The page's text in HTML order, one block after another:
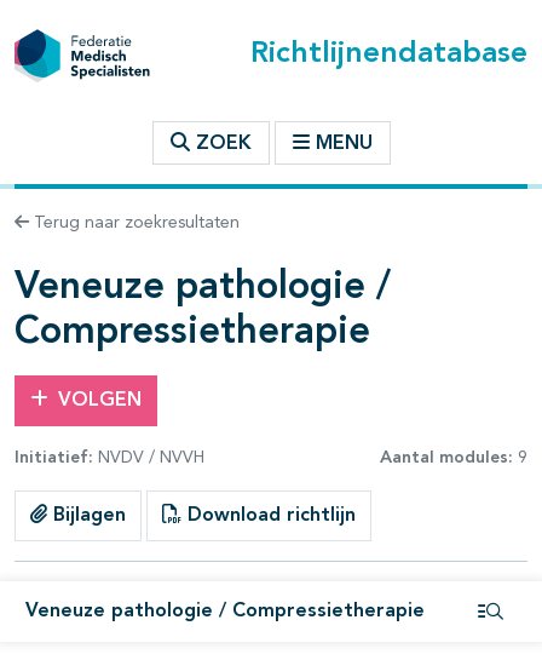
Richtlijnendatabase
ZOEK MENU
Terug naar zoekresultaten
Veneuze pathologie /
Compressietherapie
VOLGEN
Initiatief: NVDV / NVVH Aantal modules: 9
Bijlagen Download richtlijn
Veneuze pathologie / Compressietherapie
binnen deze richtlijn
open- en dichtklappen